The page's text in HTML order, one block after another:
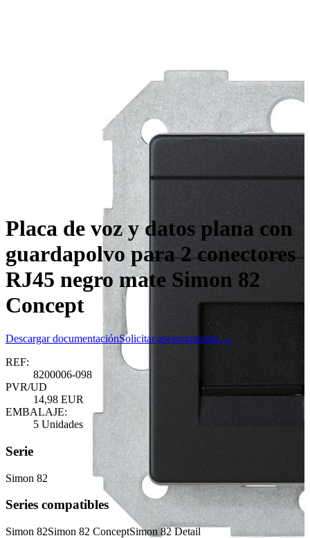
Placa de voz y datos plana con
guardapolvo para 2 conectores
RJ45 negro mate Simon 82
Concept
Descargar documentaciónSolicitar asesoramiento →
REF:
8200006-098
PVR/UD
14,98 EUR
EMBALAJE:
5 Unidades
Serie
Simon 82
Series compatibles
Simon 82Simon 82 ConceptSimon 82 Detail